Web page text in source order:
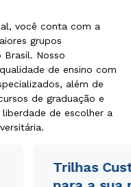
você conta com a
grupos
Brasil. Nosso
de ensino com
além de
de graduação e
de escolher a
Trilhas